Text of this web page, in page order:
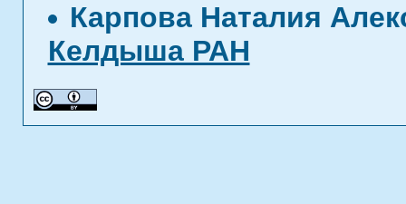
Карпова Наталия
Келдыша РАН